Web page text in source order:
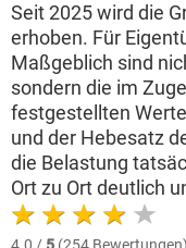
Seit 2025 wird die
erhoben. Für
Maßgeblich sind
sondern die im
festgestellten
und der Hebesatz
die Belastung
Ort zu Ort deutlich